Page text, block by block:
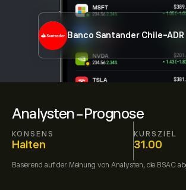
Analysten-Prognose
KONSENS
Halten
KURSZIEL
31.00
Basierend auf der Meinung von Analysten, die BSAC
Banco Santander Chile-ADR